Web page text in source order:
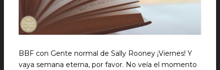
BBF con Gente normal de Sally Rooney ¡Viernes! Y
vaya semana eterna, por favor. No veía el momento